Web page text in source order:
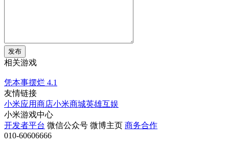
发布
相关游戏
凭本事摆烂 4.1
友情链接
小米应用商店小米商城英雄互娱
小米游戏中心
开发者平台 微信公众号 微博主页 商务合作
010-60606666